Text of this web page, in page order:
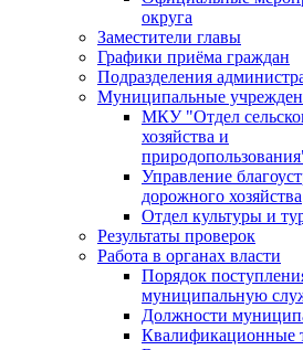
округа
Заместители главы
Графики приёма граждан
Подразделения
Муниципальные
МКУ "Отдел
хозяйства и
Управление
дорожного хозяйства
Отдел культуры и
Результаты проверок
Работа в органах власти
Порядок
муниципальную
Должности
Квалификационные